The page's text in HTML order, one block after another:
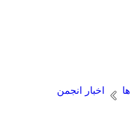
اخبار انجمن